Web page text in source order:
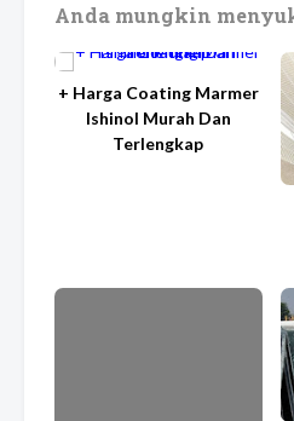
Anda mungkin
+ Harga Coating Marmer
Ishinol Murah Dan
Terlengkap